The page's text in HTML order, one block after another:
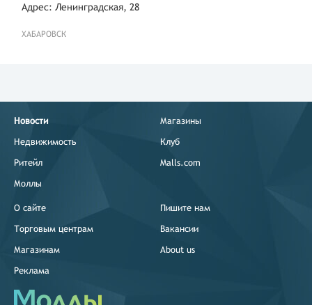
Адрес: Ленинградская, 28
ХАБАРОВСК
Новости
Недвижимость
Ритейл
Моллы
Магазины
Клуб
Malls.com
О сайте
Торговым центрам
Магазинам
Реклама
Пишите нам
Вакансии
About us